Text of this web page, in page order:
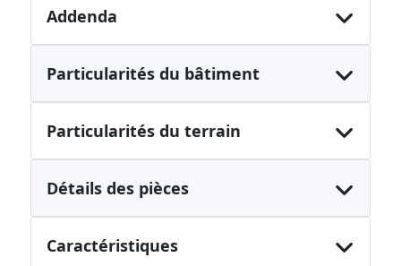
Addenda
Particularités du bâtiment
Particularités du terrain
Détails des pièces
Caractéristiques